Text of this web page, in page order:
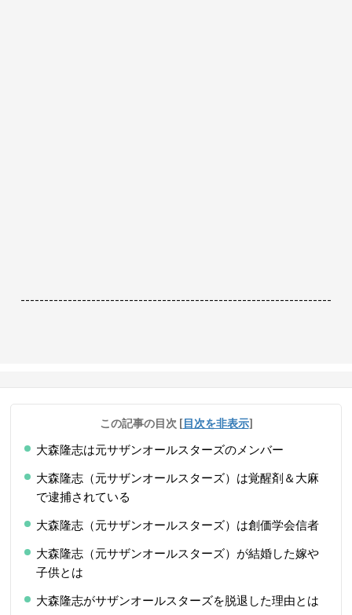
------------------------------------------------------------------
この記事の目次 [目次を非表示]
大森隆志は元サザンオールスターズのメンバー
大森隆志（元サザンオールスターズ）は覚醒剤＆大麻
で逮捕されている
大森隆志（元サザンオールスターズ）は創価学会信者
大森隆志（元サザンオールスターズ）が結婚した嫁や
子供とは
大森隆志がサザンオールスターズを脱退した理由とは